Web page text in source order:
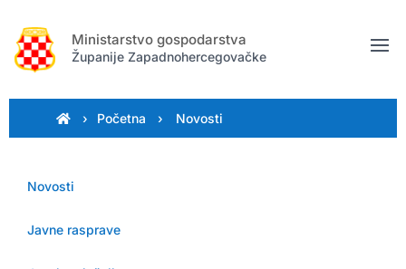
Ministarstvo gospodarstva
Županije Zapadnohercegovačke
› Početna › Novosti
Novosti
Javne rasprave